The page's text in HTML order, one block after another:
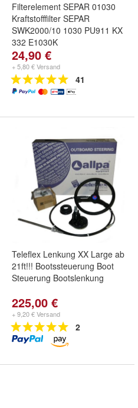
Filterelement SEPAR 01030
Kraftstofffilter SEPAR
SWK2000/10 1030 PU911 KX
332 E1030K
24,90 €
+ 5,80 € Versand
41
Teleflex Lenkung XX Large ab
21ft!!! Bootssteuerung Boot
Steuerung Bootslenkung
225,00 €
+ 9,20 € Versand
2